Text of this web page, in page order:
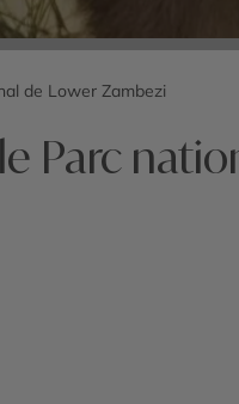
de Lower Zambezi
Parc